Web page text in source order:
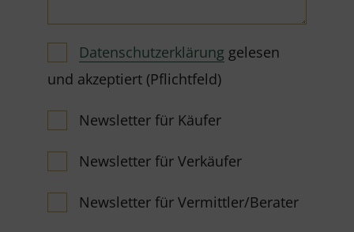
Datenschutzerklärung gelesen
und akzeptiert (Pflichtfeld)
Newsletter für Käufer
Newsletter für Verkäufer
Newsletter für Vermittler/Berater